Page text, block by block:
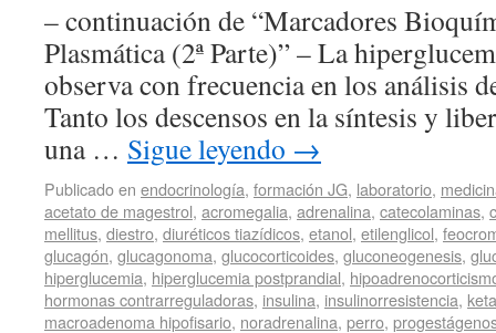
– continuación de “Marcadores
Plasmática (2ª Parte)” – La
observa con frecuencia en los análisis
Tanto los descensos en la síntesis y
una … Sigue leyendo →
Publicado en endocrinología, formación JG, laboratorio,
acetato de magestrol, acromegalia, adrenalina, catecolaminas,
mellitus, diestro, diuréticos tiazídicos, etanol, etilenglicol,
glucagón, glucagonoma, glucocorticoides, gluconeogenesis,
hiperglucemia, hiperglucemia postprandial,
hormonas contrarreguladoras, insulina, insulinorresistencia,
macroadenoma hipofisario, noradrenalina, perro,